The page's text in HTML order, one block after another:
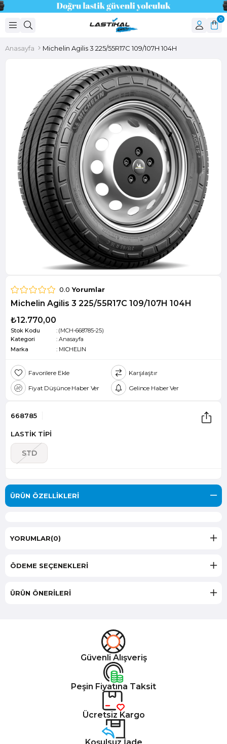
0
Anasayfa Michelin Agilis 3 225/55R17C 109/107H 104H
0.0 Yorumlar
Michelin Agilis 3 225/55R17C 109/107H 104H
₺12.770,00
Stok Kodu
(MCH-668785-25)
Kategori
: Anasayfa
Marka
: MICHELIN
Favorilere Ekle
Karşılaştır
Fiyat Düşünce Haber Ver
Gelince Haber Ver
668785
LASTİK TİPİ
STD
ÜRÜN ÖZELLIKLERI
YORUMLAR(0)
ÖDEME SEÇENEKLERI
ÜRÜN ÖNERILERI
Güvenli Alışveriş
Peşin Fiyatına Taksit
Ücretsiz Kargo